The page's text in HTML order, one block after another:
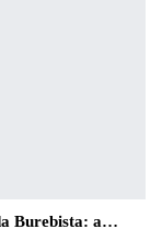
Burebista: a…